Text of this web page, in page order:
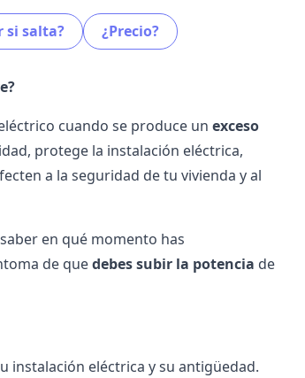
si salta? ¿Precio?
cuando se produce un exceso
protege la instalación eléctrica,
a la seguridad de tu vivienda y al
en qué momento has
de quedebessubir la potencia de
instalación eléctrica y su antigüedad.